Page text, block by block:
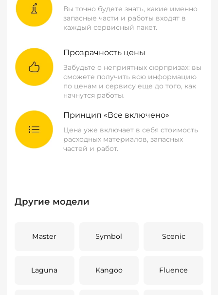
Вы точно будете знать, какие именно
запасные части и работы входят в
каждый сервисный пакет.
Прозрачность цены
Забудьте о неприятных сюрпризах: вы
сможете получить всю информацию
по ценам и сервису еще до того, как
начнутся работы.
Принцип «Все включено»
Цена уже включает в себя стоимость
расходных материалов, запасных
частей и работ.
Другие модели
Master Symbol Scenic
Laguna Kangoo Fluence